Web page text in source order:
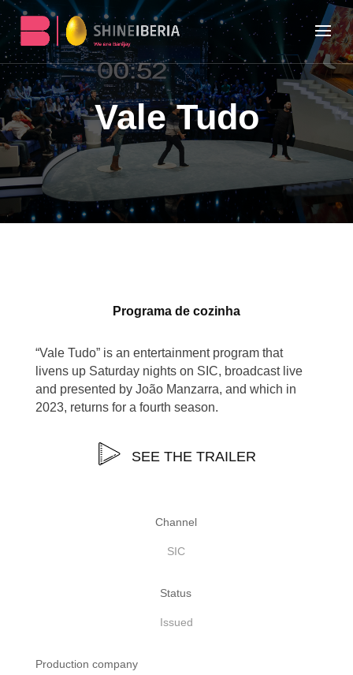
Vale Tudo
Programa de cozinha
“Vale Tudo” is an entertainment program that
livens up Saturday nights on SIC, broadcast live
and presented by João Manzarra, and which in
2023, returns for a fourth season.
SEE THE TRAILER
Channel
SIC
Status
Issued
Production company